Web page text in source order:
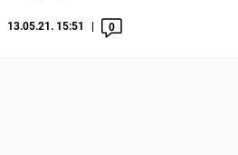
13.05.21. 15:51 0